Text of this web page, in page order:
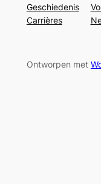
Geschiedenis
Carrières
Ontworpen met